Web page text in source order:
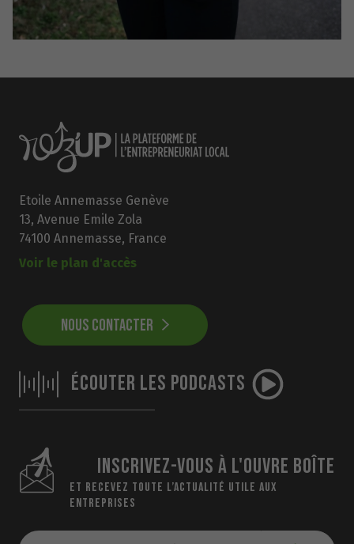
Etoile Annemasse Genève
13, Avenue Emile Zola
74100 Annemasse, France
Voir le plan d'accès
NOUS CONTACTER
ÉCOUTER LES PODCASTS
INSCRIVEZ-VOUS À L'OUVRE BOÎTE
ET RECEVEZ TOUTE L’ACTUALITÉ UTILE AUX
ENTREPRISES